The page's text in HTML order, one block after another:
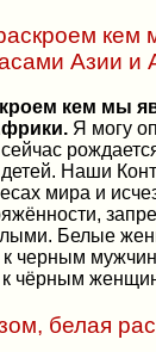
кем
Азии и
кем мы
Я могу
Наши
мира и
Белые
черным
к чёрным
белая